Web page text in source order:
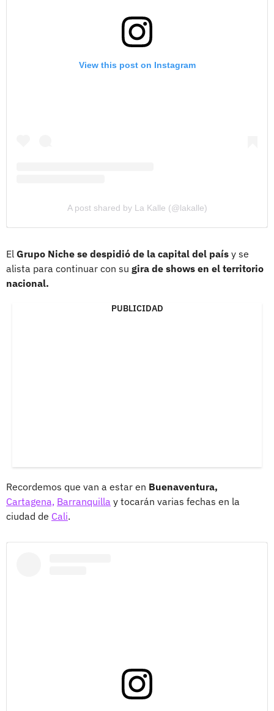
View this post on Instagram
A post shared by La Kalle (@lakalle)
El Grupo Niche se despidió de la capital del país y se
alista para continuar con su gira de shows en el territorio
nacional.
PUBLICIDAD
Recordemos que van a estar en Buenaventura,
Cartagena, Barranquilla y tocarán varias fechas en la
ciudad de Cali.